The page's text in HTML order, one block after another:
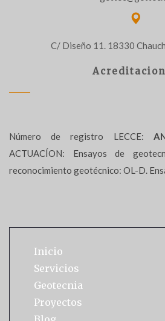
C/ Diseño 11. 18330
Número de registro LECCE:
ACTUACÍON: Ensayos de
reconocimiento geotécnico: OL-D.
Inicio
Servicios
Geotecnia
Proyectos